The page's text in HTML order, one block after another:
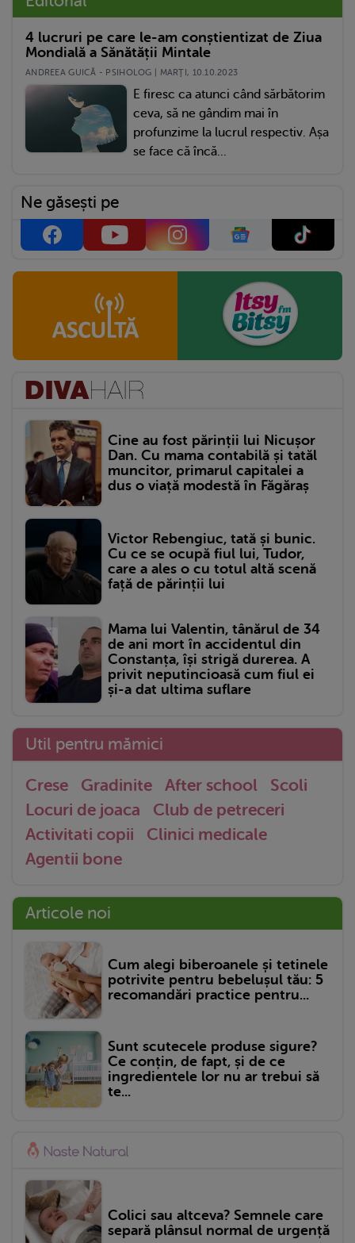
4 lucruri pe care le-am conștientizat de Ziua
Mondială a Sănătății Mintale
ANDREEA GUICĂ - PSIHOLOG | MARŢI, 10.10.2023
E firesc ca atunci când sărbătorim
ceva, să ne gândim mai în
profunzime la lucrul respectiv. Așa
se face că încă...
Ne găsești pe
Cine au fost părinții lui Nicușor
Dan. Cu mama contabilă și tatăl
muncitor, primarul capitalei a
dus o viață modestă în Făgăraș
Victor Rebengiuc, tată și bunic.
Cu ce se ocupă fiul lui, Tudor,
care a ales o cu totul altă scenă
față de părinții lui
Mama lui Valentin, tânărul de 34
de ani mort în accidentul din
Constanța, își strigă durerea. A
privit neputincioasă cum fiul ei
și-a dat ultima suflare
Util pentru mămici
Crese Gradinite After school
Scoli
Locuri de joaca
Club de petreceri
Activitati copii
Clinici medicale
Agentii bone
Articole noi
Cum alegi biberoanele și tetinele
potrivite pentru bebelușul tău: 5
recomandări practice pentru...
Sunt scutecele produse sigure?
Ce conțin, de fapt, și de ce
ingredientele lor nu ar trebui să
te...
Colici sau altceva? Semnele care
separă plânsul normal de urgență